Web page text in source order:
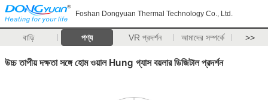
Foshan Dongyuan Thermal Technology Co., Ltd.
বাড়ি পণ্য VR প্রদর্শন আমাদের সম্পর্কে >>
উচ্চ তাপীয় দক্ষতা সঙ্গে হোম ওয়াল Hung গ্যাস বয়লার ডিজিটাল প্রদর্শন